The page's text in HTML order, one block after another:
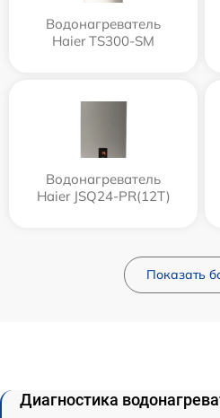
Водонагреватель
Haier TS300-SM
Водонагреватель
Haier JSQ24-PR(12T)
Показать
Диагностика